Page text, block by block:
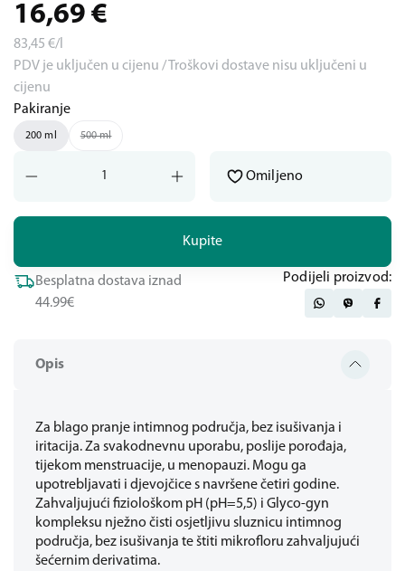
Opis
Za blago pranje intimnog područja, bez isušivanja i
iritacija. Za svakodnevnu uporabu, poslije porođaja,
tijekom menstruacije, u menopauzi. Mogu ga
upotrebljavati i djevojčice s navršene četiri godine.
Zahvaljujući fiziološkom pH (pH=5,5) i Glyco-gyn
kompleksu nježno čisti osjetljivu sluznicu intimnog
područja, bez isušivanja te štiti mikrofloru zahvaljujući
šećernim derivatima.
16,69 €
83,45 €/l
PDV je uključen u cijenu / Troškovi dostave nisu uključeni u
cijenu
Pakiranje
200 ml 500 ml
Kupite
Omiljeno
Besplatna dostava iznad
44.99€
Podijeli proizvod: